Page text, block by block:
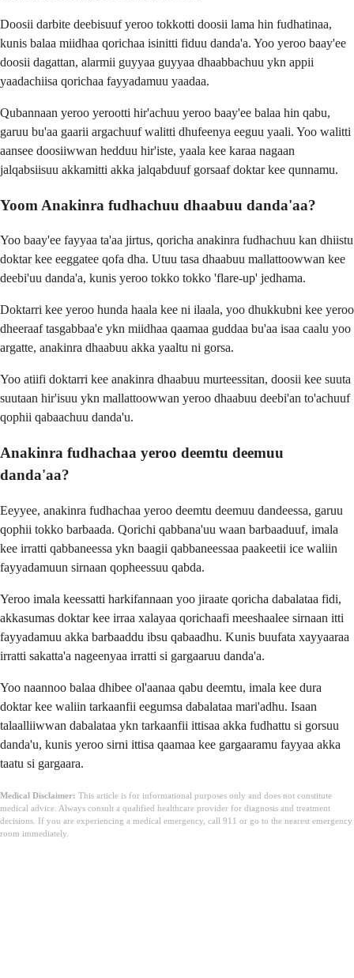
Doosii darbite deebisuuf yeroo tokkotti doosii lama hin fudhatinaa,
kunis balaa miidhaa qorichaa isinitti fiduu danda'a. Yoo yeroo baay'ee
doosii dagattan, alarmii guyyaa guyyaa dhaabbachuu ykn appii
yaadachiisa qorichaa fayyadamuu yaadaa.
Qubannaan yeroo yerootti hir'achuu yeroo baay'ee balaa hin qabu,
garuu bu'aa gaarii argachuuf walitti dhufeenya eeguu yaali. Yoo walitti
aansee doosiiwwan hedduu hir'iste, yaala kee karaa nagaan
jalqabsiisuu akkamitti akka jalqabduuf gorsaaf doktar kee qunnamu.
Yoom Anakinra fudhachuu dhaabuu danda'aa?
Yoo baay'ee fayyaa ta'aa jirtus, qoricha anakinra fudhachuu kan dhiistu
doktar kee eeggatee qofa dha. Utuu tasa dhaabuu mallattoowwan kee
deebi'uu danda'a, kunis yeroo tokko tokko 'flare-up' jedhama.
Doktarri kee yeroo hunda haala kee ni ilaala, yoo dhukkubni kee yeroo
dheeraaf tasgabbaa'e ykn miidhaa qaamaa guddaa bu'aa isaa caalu yoo
argatte, anakinra dhaabuu akka yaaltu ni gorsa.
Yoo atiifi doktarri kee anakinra dhaabuu murteessitan, doosii kee suuta
suutaan hir'isuu ykn mallattoowwan yeroo dhaabuu deebi'an to'achuuf
qophii qabaachuu danda'u.
Anakinra fudhachaa yeroo deemtu deemuu
danda'aa?
Eeyyee, anakinra fudhachaa yeroo deemtu deemuu dandeessa, garuu
qophii tokko barbaada. Qorichi qabbana'uu waan barbaaduuf, imala
kee irratti qabbaneessa ykn baagii qabbaneessaa paakeetii ice waliin
fayyadamuun sirnaan qopheessuu qabda.
Yeroo imala keessatti harkifannaan yoo jiraate qoricha dabalataa fidi,
akkasumas doktar kee irraa xalayaa qorichaafi meeshaalee sirnaan itti
fayyadamuu akka barbaaddu ibsu qabaadhu. Kunis buufata xayyaaraa
irratti sakatta'a nageenyaa irratti si gargaaruu danda'a.
Yoo naannoo balaa dhibee ol'aanaa qabu deemtu, imala kee dura
doktar kee waliin tarkaanfii eegumsa dabalataa mari'adhu. Isaan
talaalliiwwan dabalataa ykn tarkaanfii ittisaa akka fudhattu si gorsuu
danda'u, kunis yeroo sirni ittisa qaamaa kee gargaaramu fayyaa akka
taatu si gargaara.
Medical Disclaimer: This article is for informational purposes only and does not constitute
medical advice. Always consult a qualified healthcare provider for diagnosis and treatment
decisions. If you are experiencing a medical emergency, call 911 or go to the nearest emergency
room immediately.